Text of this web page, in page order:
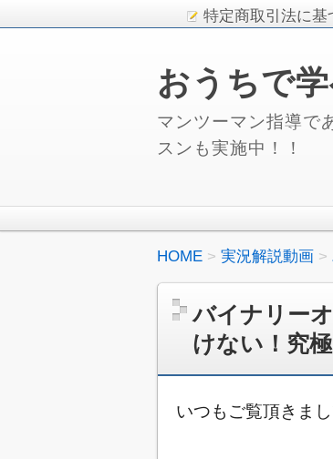
特定商取引法に基
おうちで
マンツーマン指導で
スンも実施中！！
HOME 実況解説動画
バイナリー
けない！究
いつもご覧頂きま